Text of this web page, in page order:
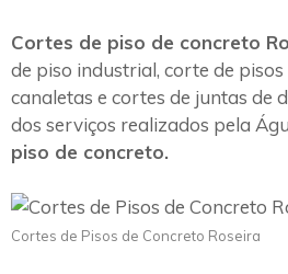
Cortes de piso de concreto
de piso industrial, corte de
canaletas e cortes de juntas de
dos serviços realizados pela
piso de concreto.
Cortes de Pisos de Concreto Roseira